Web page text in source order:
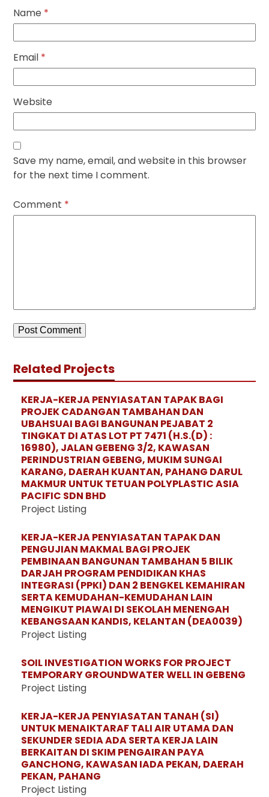
Name *
Email *
Website
Save my name, email, and website in this browser
for the next time I comment.
Comment *
Related Projects
KERJA-KERJA PENYIASATAN TAPAK BAGI
PROJEK CADANGAN TAMBAHAN DAN
UBAHSUAI BAGI BANGUNAN PEJABAT 2
TINGKAT DI ATAS LOT PT 7471 (H.S.(D) :
16980), JALAN GEBENG 3/2, KAWASAN
PERINDUSTRIAN GEBENG, MUKIM SUNGAI
KARANG, DAERAH KUANTAN, PAHANG DARUL
MAKMUR UNTUK TETUAN POLYPLASTIC ASIA
PACIFIC SDN BHD
Project Listing
KERJA-KERJA PENYIASATAN TAPAK DAN
PENGUJIAN MAKMAL BAGI PROJEK
PEMBINAAN BANGUNAN TAMBAHAN 5 BILIK
DARJAH PROGRAM PENDIDIKAN KHAS
INTEGRASI (PPKI) DAN 2 BENGKEL KEMAHIRAN
SERTA KEMUDAHAN-KEMUDAHAN LAIN
MENGIKUT PIAWAI DI SEKOLAH MENENGAH
KEBANGSAAN KANDIS, KELANTAN (DEA0039)
Project Listing
SOIL INVESTIGATION WORKS FOR PROJECT
TEMPORARY GROUNDWATER WELL IN GEBENG
Project Listing
KERJA-KERJA PENYIASATAN TANAH (SI)
UNTUK MENAIKTARAF TALI AIR UTAMA DAN
SEKUNDER SEDIA ADA SERTA KERJA LAIN
BERKAITAN DI SKIM PENGAIRAN PAYA
GANCHONG, KAWASAN IADA PEKAN, DAERAH
PEKAN, PAHANG
Project Listing